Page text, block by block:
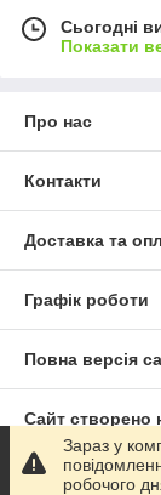
Сьогодні
Показати
Про нас
Контакти
Доставка та
Графік роботи
Повна версія
Сайт створено
Політика
Зараз у
робочого